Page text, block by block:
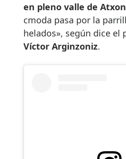
en pleno valle de
cmoda pasa por la
helados», según dice el
Víctor Arginzoniz.